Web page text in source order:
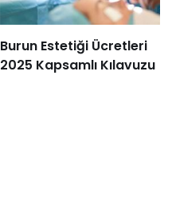
Burun Estetiği Ücretleri
2025 Kapsamlı Kılavuzu